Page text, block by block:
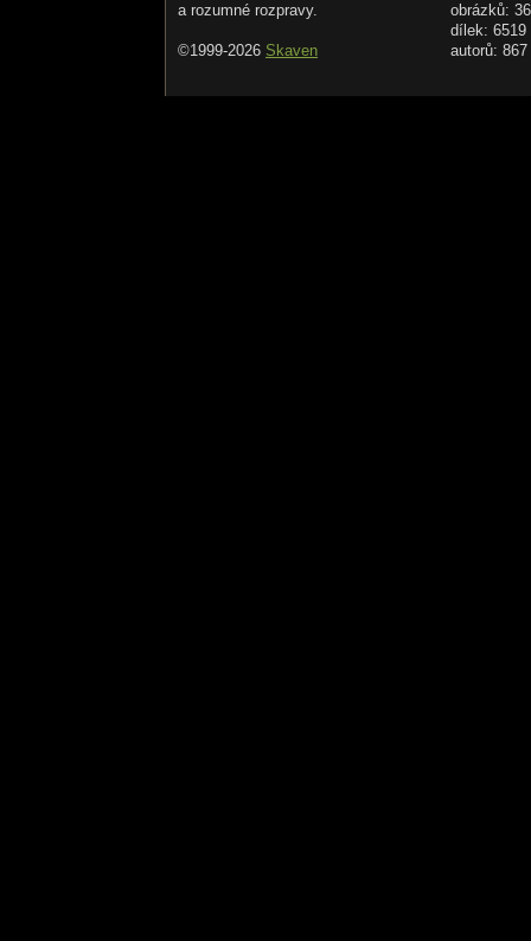
a rozumné rozpravy.
©1999-2026 Skaven
obrázků:
dílek: 6519
autorů: 867